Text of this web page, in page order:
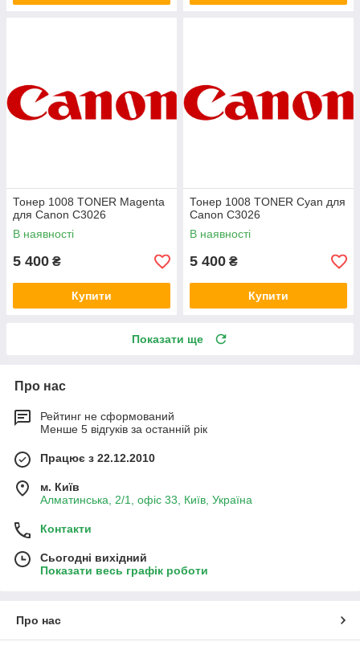
Тонер 1008 TONER Magenta
для Canon C3026
В наявності
5 400 ₴
Купити
Тонер 1008 TONER Cyan для
Canon C3026
В наявності
5 400 ₴
Купити
Показати ще
Про нас
Рейтинг не сформований
Менше 5 відгуків за останній рік
Працює з 22.12.2010
м. Київ
Алматинська, 2/1, офіс 33, Київ, Україна
Контакти
Сьогодні вихідний
Показати весь графік роботи
Про нас